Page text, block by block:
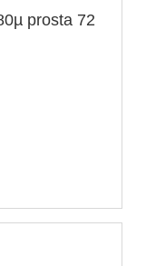
prosta 72